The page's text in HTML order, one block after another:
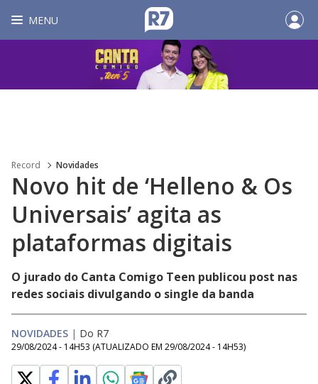
MENU
Record Novidades
Novo hit de ‘Helleno & Os
Universais’ agita as
plataformas digitais
O jurado do Canta Comigo Teen publicou post nas
redes sociais divulgando o single da banda
NOVIDADES | Do R7
29/08/2024 - 14H53 (ATUALIZADO EM 29/08/2024 - 14H53)